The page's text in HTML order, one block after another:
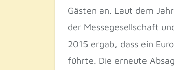
Gästen an. Laut dem
der Messegesellschaft
2015 ergab, dass ein
führte. Die erneute